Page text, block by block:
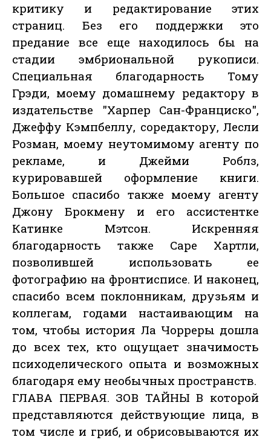
критику и редактирование этих
страниц. Без его поддержки это
предание все еще находилось бы на
стадии эмбриональной рукописи.
Специальная благодарность Тому
Грэди, моему домашнему редактору в
издательстве "Харпер Сан-Франциско",
Джеффу Кэмпбеллу, соредактору, Лесли
Розман, моему неутомимому агенту по
рекламе, и Джейми Роблз,
курировавшей оформление книги.
Большое спасибо также моему агенту
Джону Брокмену и его ассистентке
Катинке Мэтсон. Искренняя
благодарность также Саре Хартли,
позволившей использовать ее
фотографию на фронтисписе. И наконец,
спасибо всем поклонникам, друзьям и
коллегам, годами настаивающим на
том, чтобы история Ла Чорреры дошла
до всех тех, кто ощущает значимость
психоделического опыта и возможных
благодаря ему необычных пространств.
ГЛАВА ПЕРВАЯ. ЗОВ ТАЙНЫ В которой
представляются действующие лица, в
том числе и гриб, и обрисовываются их